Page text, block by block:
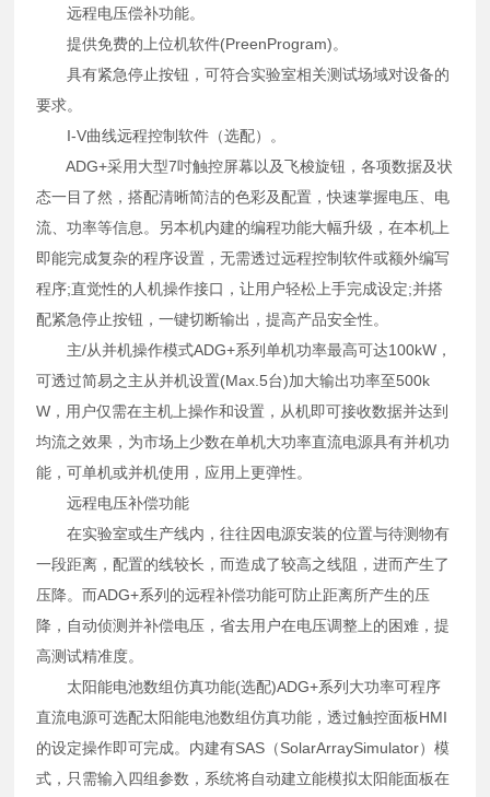
远程电压偿补功能。
提供免费的上位机软件(PreenProgram)。
具有紧急停止按钮，可符合实验室相关测试场域对设备的
要求。
I-V曲线远程控制软件（选配）。
ADG+采用大型7吋触控屏幕以及飞梭旋钮，各项数据及状
态一目了然，搭配清晰简洁的色彩及配置，快速掌握电压、电
流、功率等信息。另本机内建的编程功能大幅升级，在本机上
即能完成复杂的程序设置，无需透过远程控制软件或额外编写
程序;直觉性的人机操作接口，让用户轻松上手完成设定;并搭
配紧急停止按钮，一键切断输出，提高产品安全性。
主/从并机操作模式ADG+系列单机功率最高可达100kW，
可透过简易之主从并机设置(Max.5台)加大输出功率至500k
W，用户仅需在主机上操作和设置，从机即可接收数据并达到
均流之效果，为市场上少数在单机大功率直流电源具有并机功
能，可单机或并机使用，应用上更弹性。
远程电压补偿功能
在实验室或生产线内，往往因电源安装的位置与待测物有
一段距离，配置的线较长，而造成了较高之线阻，进而产生了
压降。而ADG+系列的远程补偿功能可防止距离所产生的压
降，自动侦测并补偿电压，省去用户在电压调整上的困难，提
高测试精准度。
太阳能电池数组仿真功能(选配)ADG+系列大功率可程序
直流电源可选配太阳能电池数组仿真功能，透过触控面板HMI
的设定操作即可完成。内建有SAS（SolarArraySimulator）模
式，只需输入四组参数，系统将自动建立能模拟太阳能面板在